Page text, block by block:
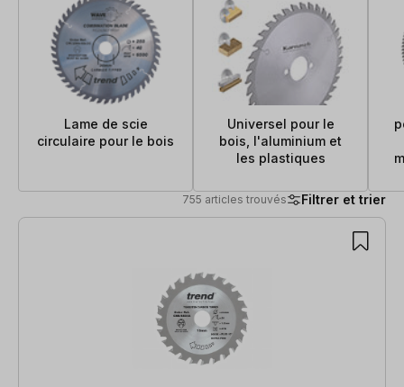
Lame de scie
circulaire pour le bois
Universel pour le
bois, l'aluminium et
les plastiques
755 articles trouvés Filtrer et trier
755 articles trouvés